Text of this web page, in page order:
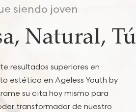
siendo joven
Natural, Tú
resultados superiores en
estético en Ageless Youth by
su cita hoy mismo para
transformador de nuestro